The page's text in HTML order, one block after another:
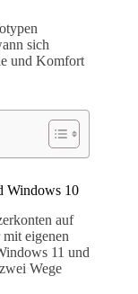
sich
und Komfort
Windows 10
auf
eigenen
11 und
Wege